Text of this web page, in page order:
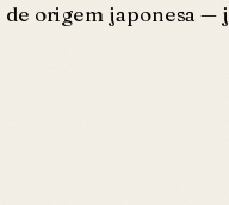
origem japonesa